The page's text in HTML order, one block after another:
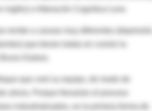
inglés) o Alteración Cognitiva Leve.
remite a causas muy diferentes (depresión,
que tienen todas en común la
Dubois.
que creó su equipo, de modo de
ahora. Porque frenarían el proceso
industrializados, es la primera forma de